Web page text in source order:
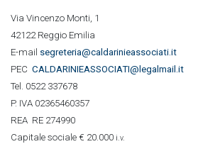
Via Vincenzo Monti, 1
42122 Reggio Emilia
E-mail segreteria@caldarinieassociati.it
PEC CALDARINIEASSOCIATI@legalmail.it
Tel. 0522 337678
P. IVA 02365460357
REA RE 274990
Capitale sociale € 20.000 i.v.